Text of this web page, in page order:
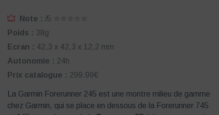
Note : /5
Poids : 38g
Ecran : 42,3 x 42,3 x 12,2 mm
Autonomie : 24h
Prix catalogue : 299.99€
La Garmin Forerunner 245 est une montre milieu de gamme
chez Garmin, qui se place en dessous de la Forerunner 745